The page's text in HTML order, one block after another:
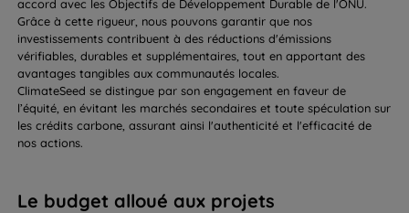
accord avec les Objectifs de Développement Durable de l'ONU.
Grâce à cette rigueur, nous pouvons garantir que nos
investissements contribuent à des réductions d'émissions
vérifiables, durables et supplémentaires, tout en apportant des
avantages tangibles aux communautés locales.
ClimateSeed se distingue par son engagement en faveur de
l’équité, en évitant les marchés secondaires et toute spéculation sur
les crédits carbone, assurant ainsi l'authenticité et l'efficacité de
nos actions.
Le budget alloué aux projets